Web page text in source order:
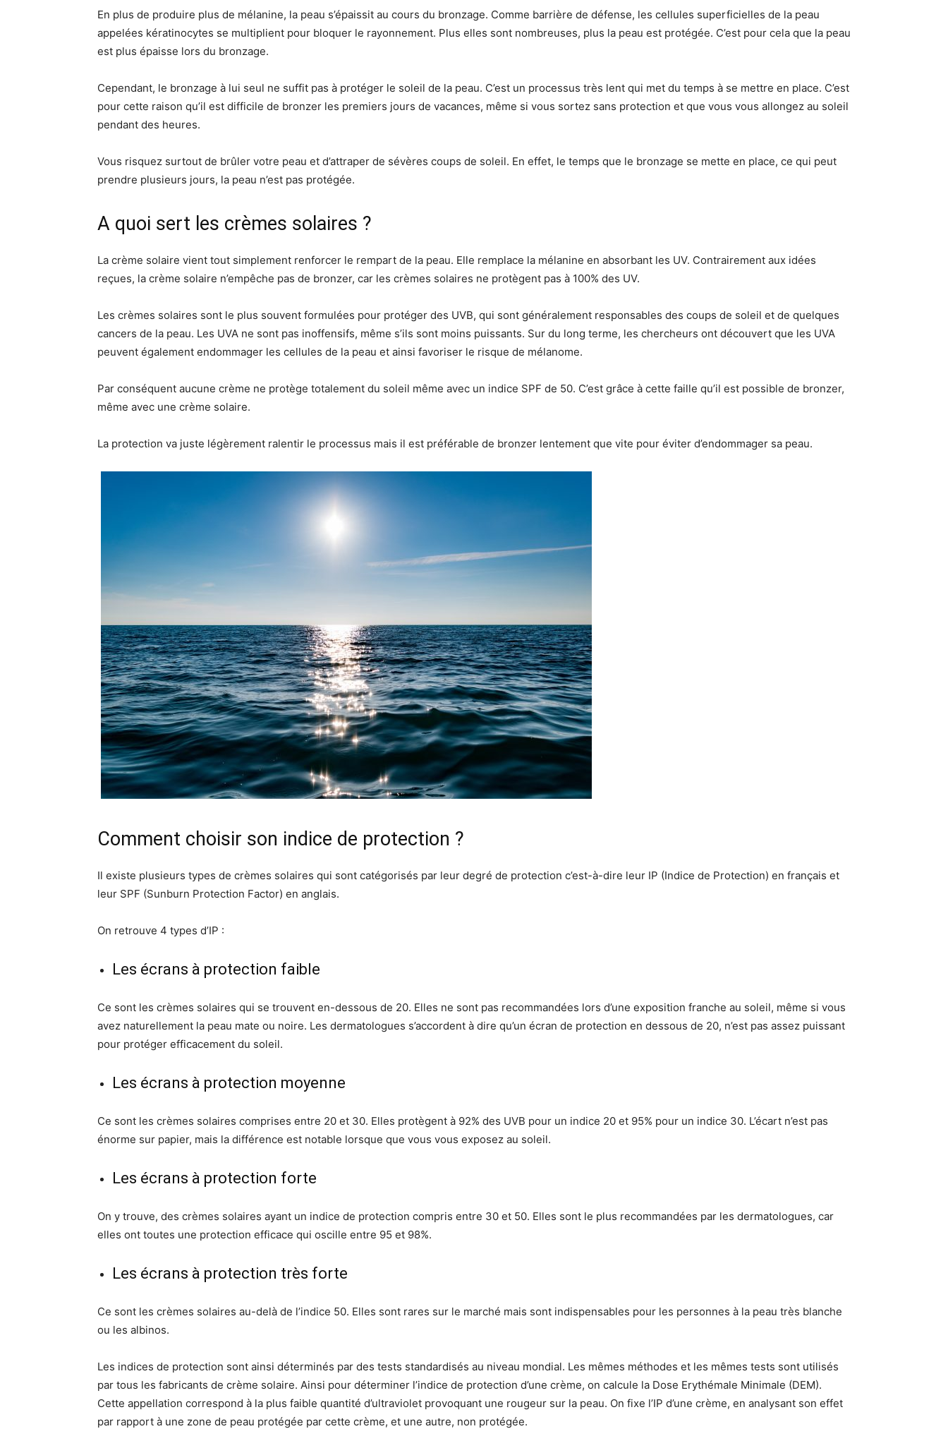
En plus de produire plus de mélanine, la peau s’épaissit au cours du bronzage. Comme barrière de défense, les cellules superficielles de la peau
appelées kératinocytes se multiplient pour bloquer le rayonnement. Plus elles sont nombreuses, plus la peau est protégée. C’est pour cela que la peau
est plus épaisse lors du bronzage.
Cependant, le bronzage à lui seul ne suffit pas à protéger le soleil de la peau. C’est un processus très lent qui met du temps à se mettre en place. C’est
pour cette raison qu’il est difficile de bronzer les premiers jours de vacances, même si vous sortez sans protection et que vous vous allongez au soleil
pendant des heures.
Vous risquez surtout de brûler votre peau et d’attraper de sévères coups de soleil. En effet, le temps que le bronzage se mette en place, ce qui peut
prendre plusieurs jours, la peau n’est pas protégée.
A quoi sert les crèmes solaires ?
La crème solaire vient tout simplement renforcer le rempart de la peau. Elle remplace la mélanine en absorbant les UV. Contrairement aux idées
reçues, la crème solaire n’empêche pas de bronzer, car les crèmes solaires ne protègent pas à 100% des UV.
Les crèmes solaires sont le plus souvent formulées pour protéger des UVB, qui sont généralement responsables des coups de soleil et de quelques
cancers de la peau. Les UVA ne sont pas inoffensifs, même s’ils sont moins puissants. Sur du long terme, les chercheurs ont découvert que les UVA
peuvent également endommager les cellules de la peau et ainsi favoriser le risque de mélanome.
Par conséquent aucune crème ne protège totalement du soleil même avec un indice SPF de 50. C’est grâce à cette faille qu’il est possible de bronzer,
même avec une crème solaire.
La protection va juste légèrement ralentir le processus mais il est préférable de bronzer lentement que vite pour éviter d’endommager sa peau.
Comment choisir son indice de protection ?
Il existe plusieurs types de crèmes solaires qui sont catégorisés par leur degré de protection c’est-à-dire leur IP (Indice de Protection) en français et
leur SPF (Sunburn Protection Factor) en anglais.
On retrouve 4 types d’IP :
Les écrans à protection faible
Ce sont les crèmes solaires qui se trouvent en-dessous de 20. Elles ne sont pas recommandées lors d’une exposition franche au soleil, même si vous
avez naturellement la peau mate ou noire. Les dermatologues s’accordent à dire qu’un écran de protection en dessous de 20, n’est pas assez puissant
pour protéger efficacement du soleil.
Les écrans à protection moyenne
Ce sont les crèmes solaires comprises entre 20 et 30. Elles protègent à 92% des UVB pour un indice 20 et 95% pour un indice 30. L’écart n’est pas
énorme sur papier, mais la différence est notable lorsque que vous vous exposez au soleil.
Les écrans à protection forte
On y trouve, des crèmes solaires ayant un indice de protection compris entre 30 et 50. Elles sont le plus recommandées par les dermatologues, car
elles ont toutes une protection efficace qui oscille entre 95 et 98%.
Les écrans à protection très forte
Ce sont les crèmes solaires au-delà de l’indice 50. Elles sont rares sur le marché mais sont indispensables pour les personnes à la peau très blanche
ou les albinos.
Les indices de protection sont ainsi déterminés par des tests standardisés au niveau mondial. Les mêmes méthodes et les mêmes tests sont utilisés
par tous les fabricants de crème solaire. Ainsi pour déterminer l’indice de protection d’une crème, on calcule la Dose Erythémale Minimale (DEM).
Cette appellation correspond à la plus faible quantité d’ultraviolet provoquant une rougeur sur la peau. On fixe l’IP d’une crème, en analysant son effet
par rapport à une zone de peau protégée par cette crème, et une autre, non protégée.